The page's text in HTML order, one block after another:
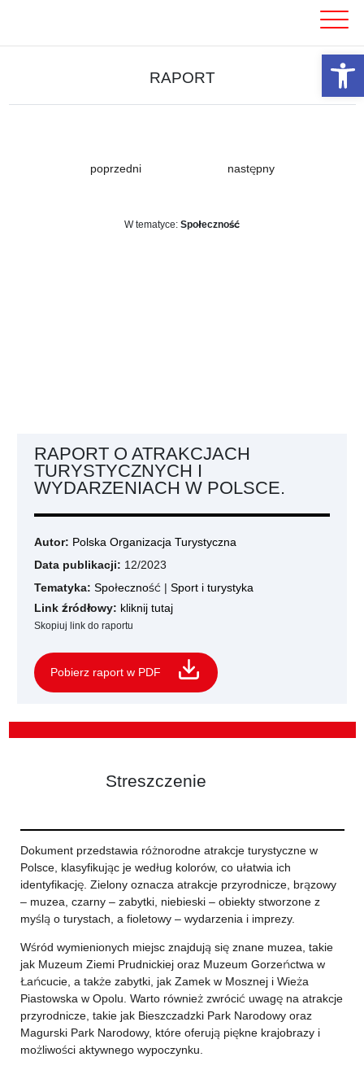
RAPORT
poprzedni następny
W tematyce: Społeczność
RAPORT O ATRAKCJACH
TURYSTYCZNYCH I
WYDARZENIACH W POLSCE.
Autor: Polska Organizacja Turystyczna
Data publikacji: 12/2023
Tematyka: Społeczność | Sport i turystyka
Link źródłowy: kliknij tutaj
Skopiuj link do raportu
Pobierz raport w PDF
Streszczenie
Dokument przedstawia różnorodne atrakcje turystyczne w
Polsce, klasyfikując je według kolorów, co ułatwia ich
identyfikację. Zielony oznacza atrakcje przyrodnicze, brązowy
– muzea, czarny – zabytki, niebieski – obiekty stworzone z
myślą o turystach, a fioletowy – wydarzenia i imprezy.
Wśród wymienionych miejsc znajdują się znane muzea, takie
jak Muzeum Ziemi Prudnickiej oraz Muzeum Gorzeńctwa w
Łańcucie, a także zabytki, jak Zamek w Mosznej i Wieża
Piastowska w Opolu. Warto również zwrócić uwagę na atrakcje
przyrodnicze, takie jak Bieszczadzki Park Narodowy oraz
Magurski Park Narodowy, które oferują piękne krajobrazy i
możliwości aktywnego wypoczynku.